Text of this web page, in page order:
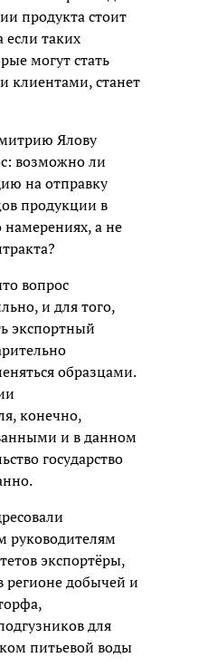
продукта стоит
если таких
могут стать
клиентами, станет
Ялову
возможно ли
на отправку
продукции в
а не
вопрос
и для того,
экспортный
образцами.
конечно,
и в данном
государство
руководителям
экспортёры,
добычей и
для
питьевой воды